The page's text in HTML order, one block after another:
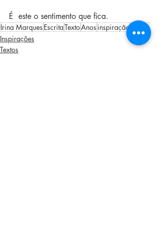
É  este o sentimento que fica.
Irina Marques EscritaTextoAnos inspiração
Textos
Inspirações
Textos